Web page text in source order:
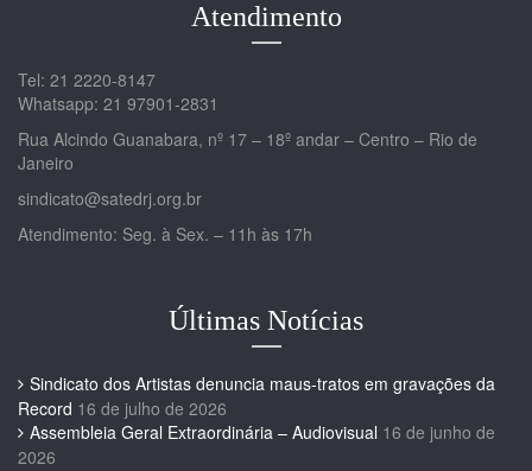
Atendimento
Tel: 21 2220-8147
Whatsapp: 21 97901-2831
Rua Alcindo Guanabara, nº 17 – 18º andar – Centro – Rio de
Janeiro
sindicato@satedrj.org.br
Atendimento: Seg. à Sex. – 11h às 17h
Últimas Notícias
Sindicato dos Artistas denuncia maus-tratos em gravações da
Record 16 de julho de 2026
Assembleia Geral Extraordinária – Audiovisual 16 de junho de
2026